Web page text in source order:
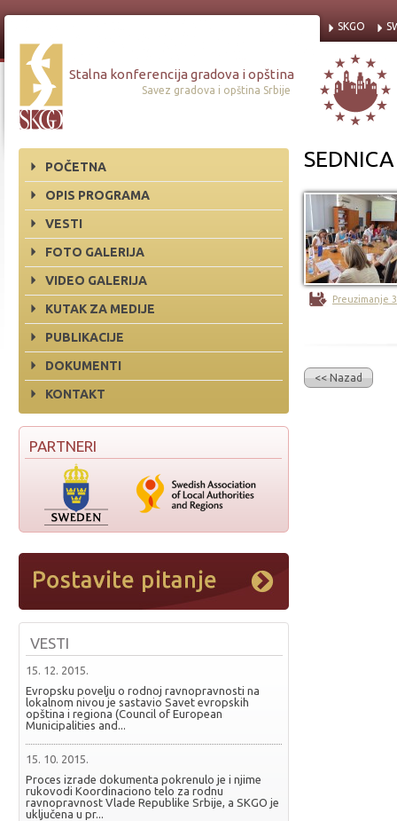
Stalna konferencija gradova i opština
Savez gradova i opština Srbije
SKGO
POČETNA
OPIS PROGRAMA
VESTI
FOTO GALERIJA
VIDEO GALERIJA
KUTAK ZA MEDIJE
PUBLIKACIJE
DOKUMENTI
KONTAKT
PARTNERI
VESTI
15. 12. 2015.
Evropsku povelju o rodnoj ravnopravnosti na
lokalnom nivou je sastavio Savet evropskih
opština i regiona (Council of European
Municipalities and...
15. 10. 2015.
Proces izrade dokumenta pokrenulo je i njime
rukovodi Koordinaciono telo za rodnu
ravnopravnost Vlade Republike Srbije, a SKGO je
uključena u pr...
Preuzimanje
<< Nazad